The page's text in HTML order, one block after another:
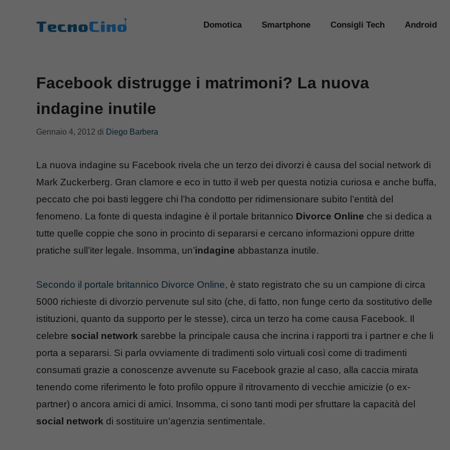
Domotica Smartphone Consigli Tech Android
Facebook distrugge i matrimoni? La nuova
indagine inutile
Gennaio 4, 2012 di Diego Barbera
La nuova indagine su Facebook rivela che un terzo dei divorzi è causa del social network di
Mark Zuckerberg. Gran clamore e eco in tutto il web per questa notizia curiosa e anche buffa,
peccato che poi basti leggere chi l’ha condotto per ridimensionare subito l’entità del
fenomeno. La fonte di questa indagine è il portale britannico Divorce Online che si dedica a
tutte quelle coppie che sono in procinto di separarsi e cercano informazioni oppure dritte
pratiche sull’iter legale. Insomma, un’indagine abbastanza inutile.
Secondo il portale britannico Divorce Online, è stato registrato che su un campione di circa
5000 richieste di divorzio pervenute sul sito (che, di fatto, non funge certo da sostitutivo delle
istituzioni, quanto da supporto per le stesse), circa un terzo ha come causa Facebook. Il
celebre social network sarebbe la principale causa che incrina i rapporti tra i partner e che li
porta a separarsi. Si parla ovviamente di tradimenti solo virtuali così come di tradimenti
consumati grazie a conoscenze avvenute su Facebook grazie al caso, alla caccia mirata
tenendo come riferimento le foto profilo oppure il ritrovamento di vecchie amicizie (o ex-
partner) o ancora amici di amici. Insomma, ci sono tanti modi per sfruttare la capacità del
social network di sostituire un’agenzia sentimentale.